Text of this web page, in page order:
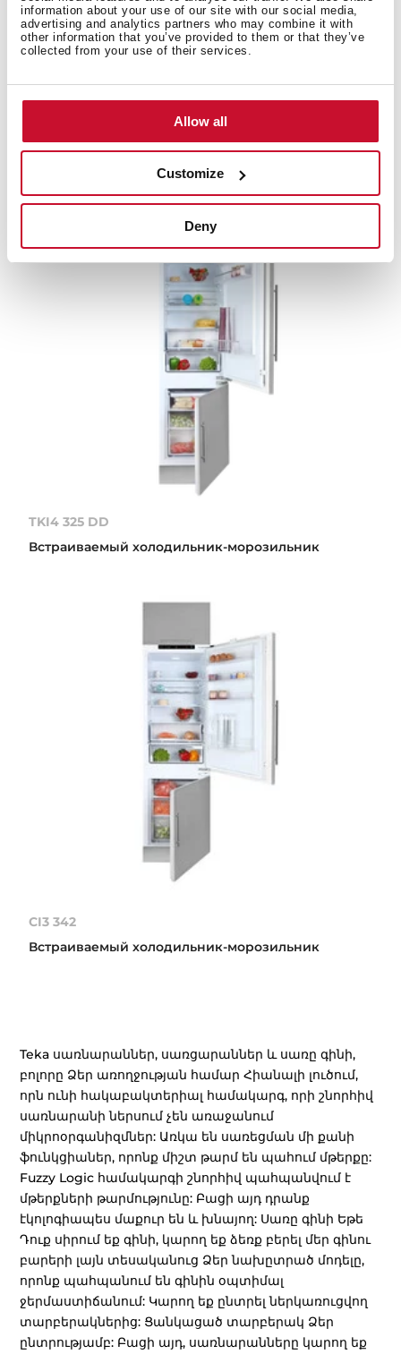
information about your use of our site with our social media,
advertising and analytics partners who may combine it with
other information that you’ve provided to them or that they’ve
collected from your use of their services.
Allow all
Customize
Deny
Морозильная камера подстольного монтажа
TKI4 325 DD
Встраиваемый холодильник-морозильник
CI3 342
Встраиваемый холодильник-морозильник
Teka սառնարաններ, սառցարաններ և սառը գինի,
բոլորը Ձեր առողջության համար Հիանալի լուծում,
որն ունի հակաբակտերիալ համակարգ, որի շնորհիվ
սառնարանի ներսում չեն առաջանում
միկրոօրգանիզմներ: Առկա են սառեցման մի քանի
ֆունկցիաներ, որոնք միշտ թարմ են պահում մթերքը:
Fuzzy Logic համակարգի շնորհիվ պահպանվում է
մթերքների թարմությունը: Բացի այդ դրանք
էկոլոգիապես մաքուր են և խնայող: Սառը գինի Եթե
Դուք սիրում եք գինի, կարող եք ձեռք բերել մեր գինու
բարերի լայն տեսականուց Ձեր նախըտրած մոդելը,
որոնք պահպանում են գինին օպտիմալ
ջերմաստիճանում: Կարող եք ընտրել ներկառուցվող
տարբերակներից: Ցանկացած տարբերակ Ձեր
ընտրությամբ: Բացի այդ, սառնարանները կարող եք